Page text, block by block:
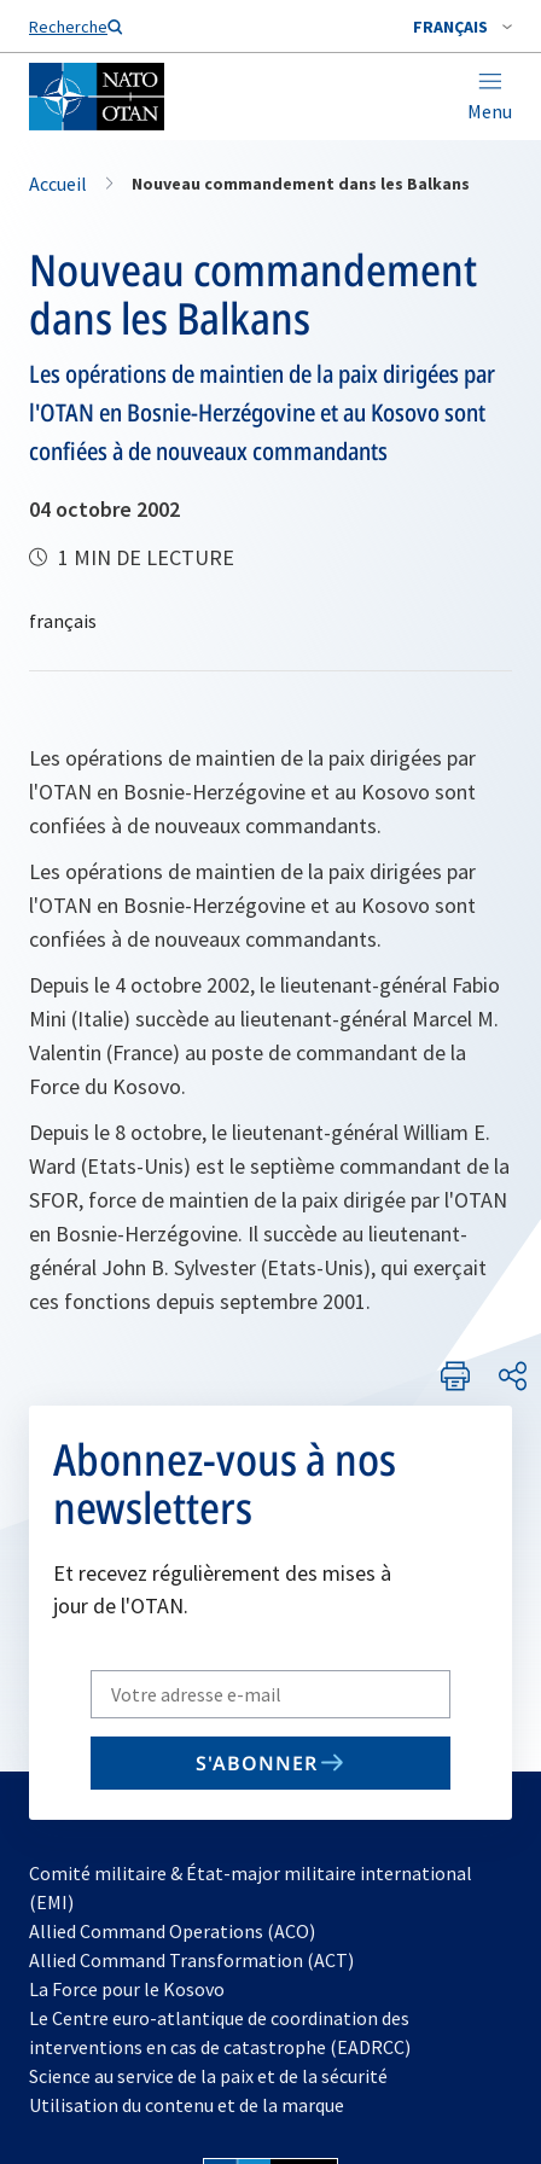
Recherche FRANÇAIS
Menu
Nom de famille*
Accueil Nouveau commandement dans les Balkans
Nouveau commandement
dans les Balkans
Les opérations de maintien de la paix dirigées par
l'OTAN en Bosnie-Herzégovine et au Kosovo sont
confiées à de nouveaux commandants
04 octobre 2002
1 MIN DE LECTURE
Les opérations de maintien de la paix dirigées par
l'OTAN en Bosnie-Herzégovine et au Kosovo sont
confiées à de nouveaux commandants.
Les opérations de maintien de la paix dirigées par
l'OTAN en Bosnie-Herzégovine et au Kosovo sont
confiées à de nouveaux commandants.
Depuis le 4 octobre 2002, le lieutenant-général Fabio
Mini (Italie) succède au lieutenant-général Marcel M.
Valentin (France) au poste de commandant de la
Force du Kosovo.
Depuis le 8 octobre, le lieutenant-général William E.
Ward (Etats-Unis) est le septième commandant de la
SFOR, force de maintien de la paix dirigée par l'OTAN
en Bosnie-Herzégovine. Il succède au lieutenant-
général John B. Sylvester (Etats-Unis), qui exerçait
ces fonctions depuis septembre 2001.
Abonnez-vous à nos
newsletters
Et recevez régulièrement des mises à
jour de l'OTAN.
Write
your
email
S'ABONNER
Comité militaire & État-major militaire international
(EMI)
Allied Command Operations (ACO)
dans
nouvel
onglet
Allied Command Transformation (ACT)
La Force pour le Kosovo
dans
un
nouvel
onglet
Le Centre euro-atlantique de coordination des
interventions en cas de catastrophe (EADRCC)
Science au service de la paix et de la sécurité
Utilisation du contenu et de la marque